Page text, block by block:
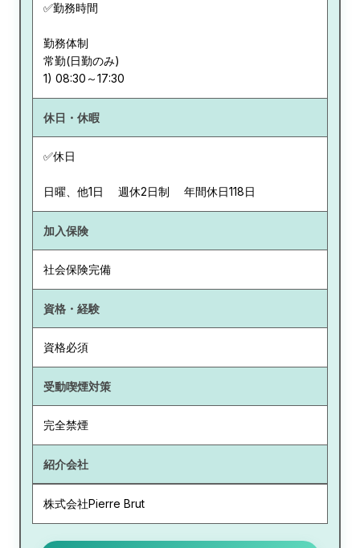
✅勤務時間
勤務体制
常勤(日勤のみ)
休日・休暇
✅休日
日曜、他1日 週休2日制 年間休日118日
加入保険
社会保険完備
資格・経験
資格必須
受動喫煙対策
完全禁煙
紹介会社
株式会社Pierre Brut